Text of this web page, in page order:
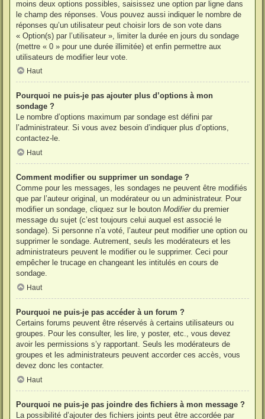
moins deux options possibles, saisissez une option par ligne dans
le champ des réponses. Vous pouvez aussi indiquer le nombre de
réponses qu’un utilisateur peut choisir lors de son vote dans
« Option(s) par l’utilisateur », limiter la durée en jours du sondage
(mettre « 0 » pour une durée illimitée) et enfin permettre aux
utilisateurs de modifier leur vote.
Haut
Pourquoi ne puis-je pas ajouter plus d’options à mon
sondage ?
Le nombre d’options maximum par sondage est défini par
l’administrateur. Si vous avez besoin d’indiquer plus d’options,
contactez-le.
Haut
Comment modifier ou supprimer un sondage ?
Comme pour les messages, les sondages ne peuvent être modifiés
que par l’auteur original, un modérateur ou un administrateur. Pour
modifier un sondage, cliquez sur le bouton Modifierdu premier
message du sujet (c’est toujours celui auquel est associé le
sondage). Si personne n’a voté, l’auteur peut modifier une option ou
supprimer le sondage. Autrement, seuls les modérateurs et les
administrateurs peuvent le modifier ou le supprimer. Ceci pour
empêcher le trucage en changeant les intitulés en cours de
sondage.
Haut
Pourquoi ne puis-je pas accéder à un forum ?
Certains forums peuvent être réservés à certains utilisateurs ou
groupes. Pour les consulter, les lire, y poster, etc., vous devez
avoir les permissions s’y rapportant. Seuls les modérateurs de
groupes et les administrateurs peuvent accorder ces accès, vous
devez donc les contacter.
Haut
Pourquoi ne puis-je pas joindre des fichiers à mon message ?
La possibilité d’ajouter des fichiers joints peut être accordée par